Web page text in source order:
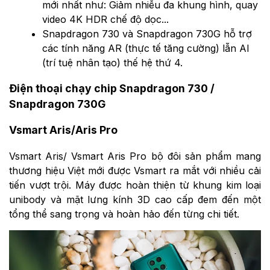
mới nhất như: Giảm nhiễu đa khung hình, quay
video 4K HDR chế độ dọc...
Snapdragon 730 và Snapdragon 730G hỗ trợ
các tính năng AR (thực tế tăng cường) lẫn AI
(trí tuệ nhân tạo) thế hệ thứ 4.
Điện thoại chạy chip Snapdragon 730 /
Snapdragon 730G
Vsmart Aris/Aris Pro
Vsmart Aris/ Vsmart Aris Pro bộ đôi sản phẩm mang
thương hiệu Việt mới được Vsmart ra mắt với nhiều cải
tiến vượt trội. Máy được hoàn thiện từ khung kim loại
unibody và mặt lưng kính 3D cao cấp đem đến một
tổng thể sang trọng và hoàn hảo đến từng chi tiết.